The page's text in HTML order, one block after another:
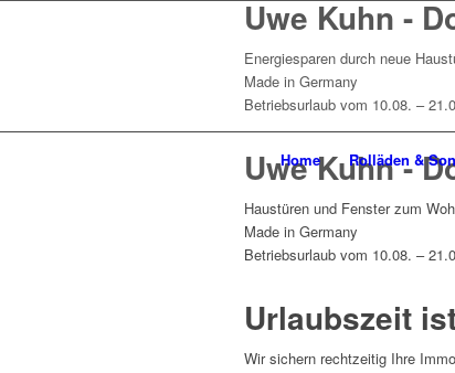
Home Rolläden &
Uwe Kuhn -
Energiesparen durch neue
Made in Germany
Betriebsurlaub vom 10.08. –
Uwe Kuhn -
Haustüren und Fenster zum
Made in Germany
Betriebsurlaub vom 10.08. –
Urlaubszeit
Wir sichern rechtzeitig Ihre